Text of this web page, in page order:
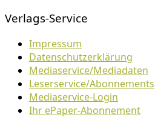
Verlags-Service
Impressum
Datenschutzerklärung
Mediaservice/Mediadaten
Leserservice/Abonnements
Mediaservice-Login
Ihr ePaper-Abonnement